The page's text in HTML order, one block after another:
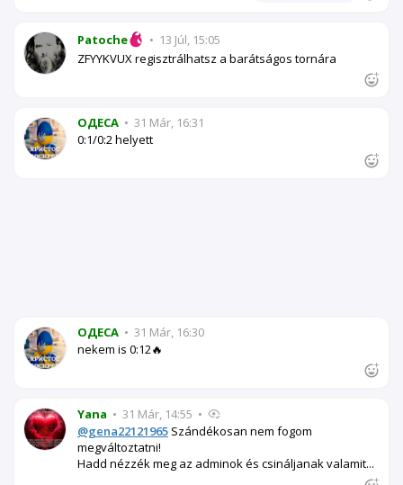
Patoche • 13 Júl, 15:05
ZFYYKVUX regisztrálhatsz a barátságos tornára
OДЕСА • 31 Már, 16:31
0:1/0:2 helyett
OДЕСА • 31 Már, 16:30
nekem is 0:12🔥
Yana • 31 Már, 14:55 •
@gena22121965 Szándékosan nem fogom
megváltoztatni!
Hadd nézzék meg az adminok és csináljanak valamit...